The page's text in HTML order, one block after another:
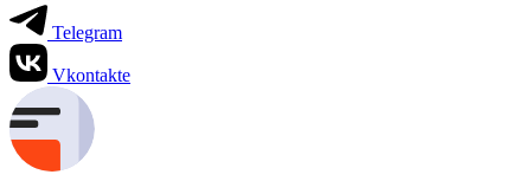
Telegram
Vkontakte